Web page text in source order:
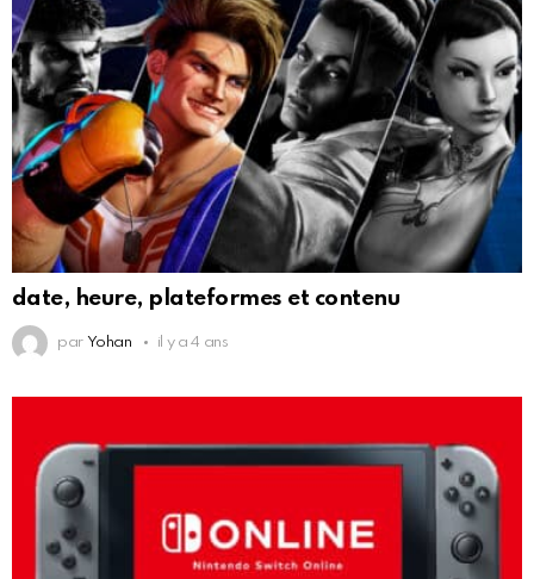
date, heure, plateformes et contenu
par Yohan il y a 4 ans